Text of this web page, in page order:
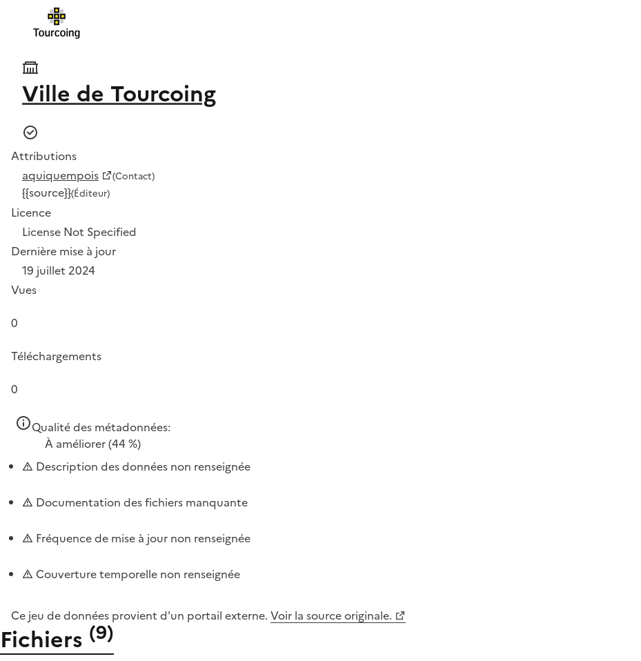
Ville de Tourcoing
Attributions
aquiquempois
(Contact)
{{source}}(Éditeur)
Licence
License Not Specified
Dernière mise à jour
19 juillet 2024
Vues
0
Téléchargements
0
Qualité des métadonnées:
À améliorer(44 %)
Description des données non renseignée
Documentation des fichiers manquante
Fréquence de mise à jour non renseignée
Couverture temporelle non renseignée
Ce jeu de données provient d'un portail externe. Voir la source originale.
Fichiers (9)